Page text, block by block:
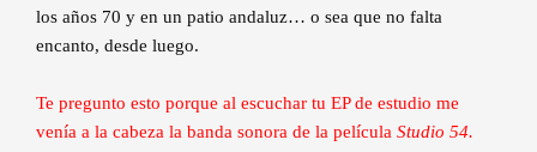
los años 70 y en un patio andaluz… o sea que no falta
encanto, desde luego.
Te pregunto esto porque al escuchar tu EP de estudio me
venía a la cabeza la banda sonora de la película Studio 54.